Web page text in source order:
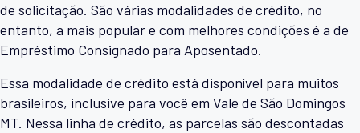
de solicitação. São várias modalidades de crédito, no
entanto, a mais popular e com melhores condições é a de
Empréstimo Consignado para Aposentado.
Essa modalidade de crédito está disponível para muitos
brasileiros, inclusive para você em Vale de São Domingos
MT. Nessa linha de crédito, as parcelas são descontadas